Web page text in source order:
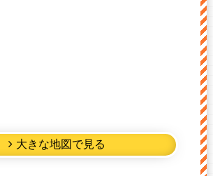
大きな地図で見る